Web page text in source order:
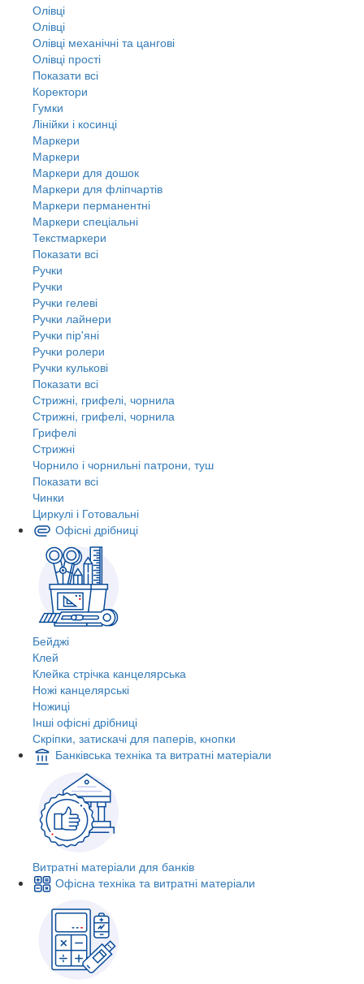
Олівці
Олівці
Олівці механічні та цангові
Олівці прості
Показати всі
Коректори
Гумки
Лінійки і косинці
Маркери
Маркери
Маркери для дошок
Маркери для фліпчартів
Маркери перманентні
Маркери спеціальні
Текстмаркери
Показати всі
Ручки
Ручки
Ручки гелеві
Ручки лайнери
Ручки пір'яні
Ручки ролери
Ручки кулькові
Показати всі
Стрижні, грифелі, чорнила
Стрижні, грифелі, чорнила
Грифелі
Стрижні
Чорнило і чорнильні патрони, туш
Показати всі
Чинки
Циркулі і Готовальні
Офісні дрібниці
Бейджі
Клей
Клейка стрічка канцелярська
Ножі канцелярські
Ножиці
Інші офісні дрібниці
Скріпки, затискачі для паперів, кнопки
Банківська техніка та витратні матеріали
Витратні матеріали для банків
Офісна техніка та витратні матеріали